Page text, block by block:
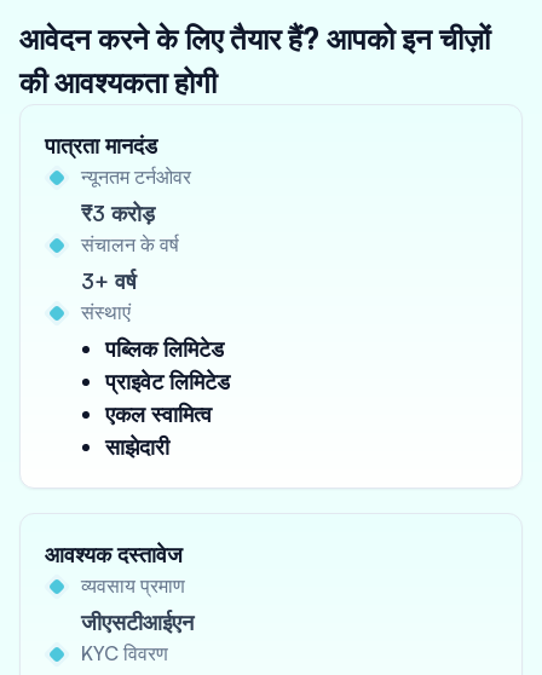
आवेदन करने के लिए तैयार हैं? आपको इन चीज़ों
की आवश्यकता होगी
पात्रता मानदंड
न्यूनतम टर्नओवर
₹3 करोड़
संचालन के वर्ष
3+ वर्ष
संस्थाएं
पब्लिक लिमिटेड
प्राइवेट लिमिटेड
एकल स्वामित्व
साझेदारी
आवश्यक दस्तावेज
व्यवसाय प्रमाण
जीएसटीआईएन
KYC विवरण